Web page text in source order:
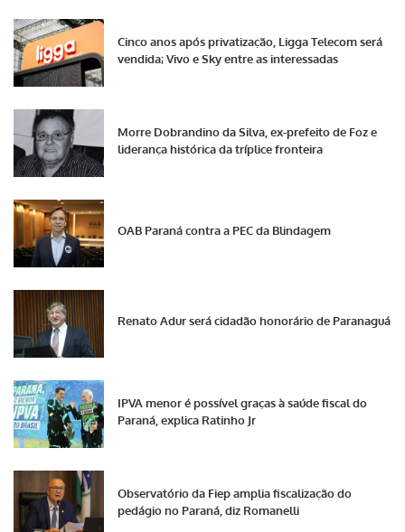
Cinco anos após privatização, Ligga Telecom será
vendida; Vivo e Sky entre as interessadas
Morre Dobrandino da Silva, ex-prefeito de Foz e
liderança histórica da tríplice fronteira
OAB Paraná contra a PEC da Blindagem
Renato Adur será cidadão honorário de Paranaguá
IPVA menor é possível graças à saúde fiscal do
Paraná, explica Ratinho Jr
Observatório da Fiep amplia fiscalização do
pedágio no Paraná, diz Romanelli